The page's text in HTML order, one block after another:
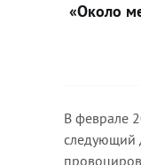
«Около
В феврале
следующий